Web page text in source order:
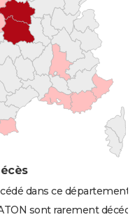
dans ce département
sont rarement